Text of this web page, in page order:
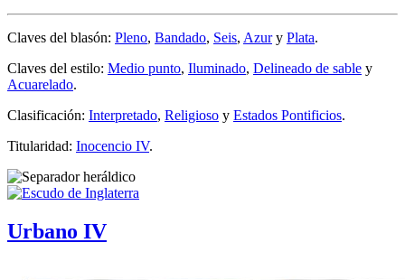
Claves del blasón: Pleno, Bandado, Seis, Azury Plata.
Claves del estilo: Medio punto, Iluminado, Delineado de sable y
Acuarelado.
Clasificación: Interpretado, Religioso y Estados Pontificios.
Titularidad: Inocencio IV.
Urbano IV